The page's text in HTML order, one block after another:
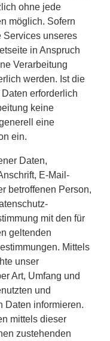
ohne jede
möglich. Sofern
Services unseres
in Anspruch
Verarbeitung
werden. Ist die
erforderlich
keine
eine
ein.
Daten,
E-Mail-
betroffenen Person,
mit den für
geltenden
Mittels
unser
Art, Umfang und
und
Daten informieren.
mittels dieser
zustehenden